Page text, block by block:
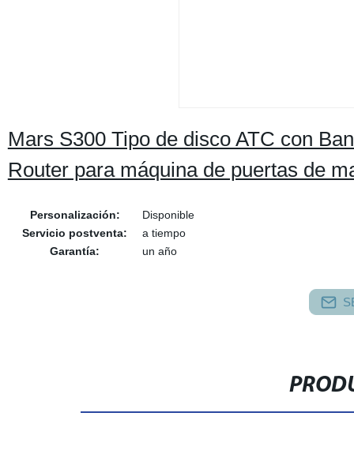
Mars S300 Tipo de disco ATC con
Router para máquina de puertas de
Personalización:
Disponible
Servicio postventa:
a tiempo
Garantía:
un año